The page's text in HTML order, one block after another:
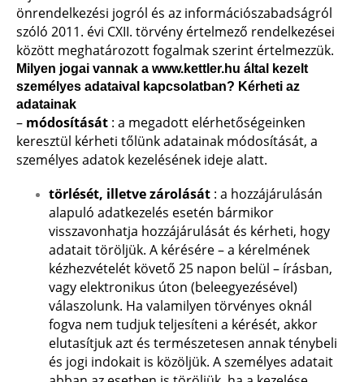
önrendelkezési jogról és az információszabadságról
szóló 2011. évi CXII. törvény értelmező rendelkezései
között meghatározott fogalmak szerint értelmezzük.
Milyen jogai vannak a www.kettler.hu által kezelt
személyes adataival kapcsolatban? Kérheti az
adatainak
– módosítását : a megadott elérhetőségeinken
keresztül kérheti tőlünk adatainak módosítását, a
személyes adatok kezelésének ideje alatt.
törlését, illetve zárolását : a hozzájárulásán
alapuló adatkezelés esetén bármikor
visszavonhatja hozzájárulását és kérheti, hogy
adatait töröljük. A kérésére – a kérelmének
kézhezvételét követő 25 napon belül – írásban,
vagy elektronikus úton (beleegyezésével)
válaszolunk. Ha valamilyen törvényes oknál
fogva nem tudjuk teljesíteni a kérését, akkor
elutasítjuk azt és természetesen annak ténybeli
és jogi indokait is közöljük. A személyes adatait